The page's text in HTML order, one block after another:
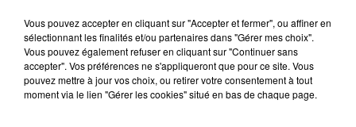
votre séjour en famille au cœur
de la...
Vous pouvez accepter en cliquant sur "Accepter et fermer", ou affiner en
sélectionnant les finalités et/ou partenaires dans "Gérer mes choix".
Vous pouvez également refuser en cliquant sur "Continuer sans
accepter". Vos préférences ne s'appliqueront que pour ce site. Vous
pouvez mettre à jour vos choix, ou retirer votre consentement à tout
moment via le lien "Gérer les cookies" situé en bas de chaque page.